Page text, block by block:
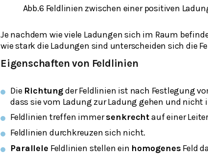
Abb.6 Feldlinien zwischen einer positiven
Je nachdem wie viele Ladungen sich im Raum
wie stark die Ladungen sind unterscheiden sich die
Eigenschaften von Feldlinien
Die Richtungder Feldlinien ist nach Festlegung
dass sie vom Ladung zur Ladung gehen und
Feldlinien treffen immersenkrechtauf einer
Feldlinien durchkreuzen sich nicht.
Parallele Feldlinien stellen ein homogenes Feld